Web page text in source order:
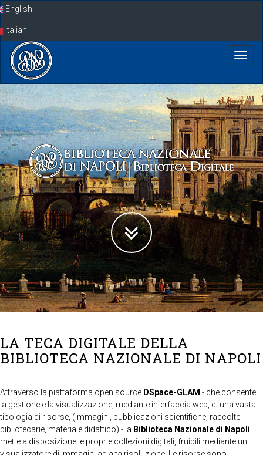
SkipEnglish
Italian
LA TECA DIGITALE DELLA
BIBLIOTECA NAZIONALE DI NAPOLI
Attraverso la piattaforma open source DSpace-GLAM - che consente
la gestione e la visualizzazione, mediante interfaccia web, di una vasta
tipologia di risorse, (immagini, pubblicazioni scientifiche, raccolte
bibliotecarie, materiale didattico) - la Biblioteca Nazionale di Napoli
mette a disposizione le proprie collezioni digitali, fruibili mediante un